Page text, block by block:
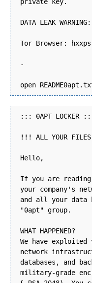
DATA LEAK WARNING:
Tor Browser:
-
open
::: 0APT LOCKER
!!! ALL YOUR FILES
Hello,
If you are reading
your company's
and all your data
"0apt" group.
WHAT HAPPENED?
We have
network
databases, and
military-grade